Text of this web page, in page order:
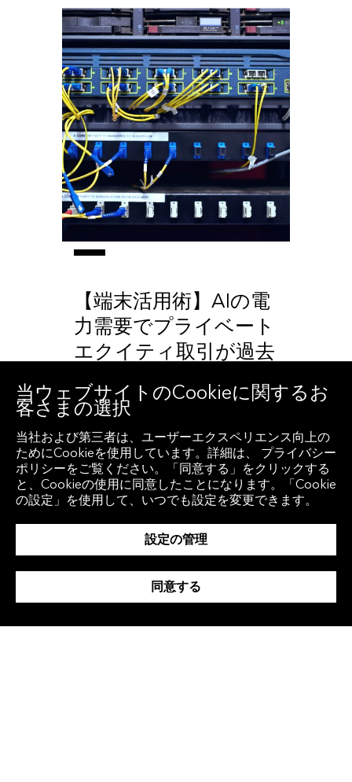
【端末活用術】AIの電
力需要でプライベート
エクイティ取引が過去
最高水準に
投資・トレーディング
当ウェブサイトのCookieに関するお
客さまの選択
当社および第三者は、ユーザーエクスペリエンス向上の
ためにCookieを使用しています。詳細は、 プライバシー
ポリシーをご覧ください。「同意する」をクリックする
と、Cookieの使用に同意したことになります。「Cookie
の設定」を使用して、いつでも設定を変更できます。
設定の管理
同意する